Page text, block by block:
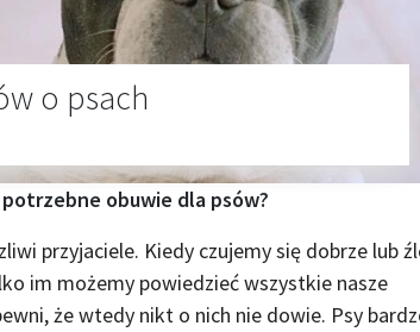
o psach
obuwie dla psów?
przyjaciele. Kiedy czujemy się dobrze lub
im możemy powiedzieć wszystkie nasze
że wtedy nikt o nich nie dowie. Psy